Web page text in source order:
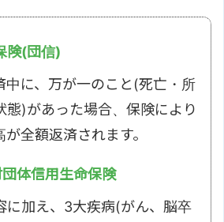
険(団信)
中に、万が一のこと(死亡・所
態)があった場合、保険により
全額返済されます。
体信用生命保険
に加え、3大疾病(がん、脳卒